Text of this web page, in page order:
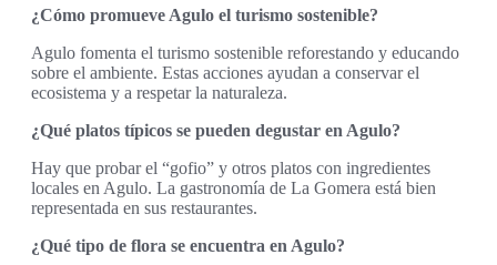
¿Cómo promueve Agulo el turismo sostenible?
Agulo fomenta el turismo sostenible reforestando y educando
sobre el ambiente. Estas acciones ayudan a conservar el
ecosistema y a respetar la naturaleza.
¿Qué platos típicos se pueden degustar en Agulo?
Hay que probar el “gofio” y otros platos con ingredientes
locales en Agulo. La gastronomía de La Gomera está bien
representada en sus restaurantes.
¿Qué tipo de flora se encuentra en Agulo?